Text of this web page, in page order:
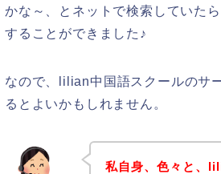
かな～、とネットで検索していた
することができました♪
なので、lilian中国語スクールのサ
るとよいかもしれません。
私自身、色々と、